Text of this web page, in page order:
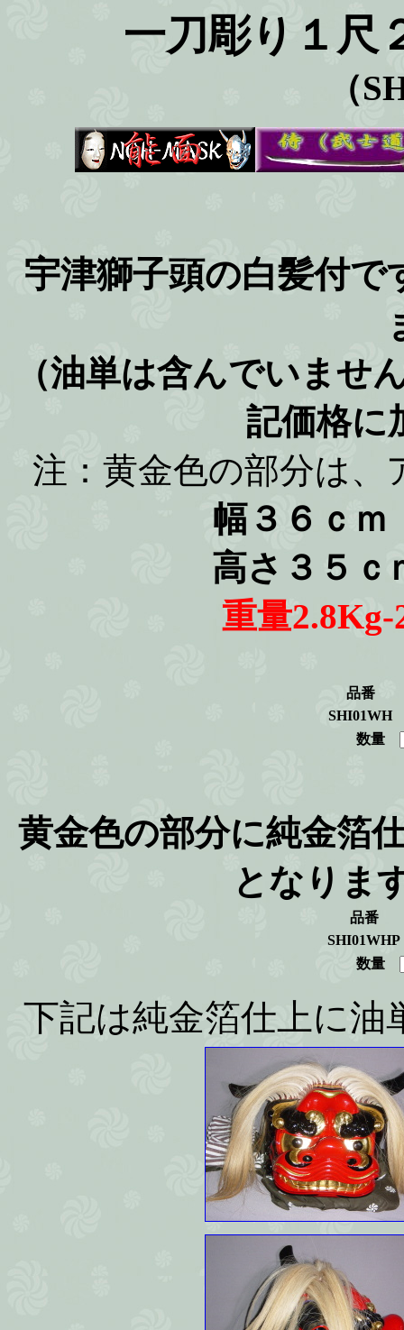
一刀彫り１尺
（
宇津獅子頭の白髪付
（油単は含んでいませ
記価格に
注：黄金色の部分は
幅３６ｃ
高さ３５ｃ
重量2.8Kg-
品番
SHI01WH
数量
黄金色の部分に純金箔
となりま
品番
SHI01WHP
数量
下記は純金箔仕上に油